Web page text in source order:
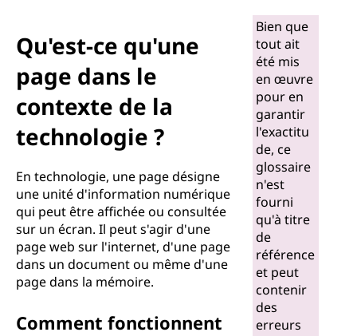
Qu'est-ce qu'une
page dans le
contexte de la
technologie ?
En technologie, une page désigne
une unité d'information numérique
qui peut être affichée ou consultée
sur un écran. Il peut s'agir d'une
page web sur l'internet, d'une page
dans un document ou même d'une
page dans la mémoire.
Comment fonctionnent
Bien que
tout ait
été mis
en œuvre
pour en
garantir
l'exactitu
de, ce
glossaire
n'est
fourni
qu'à titre
de
référence
et peut
contenir
des
erreurs